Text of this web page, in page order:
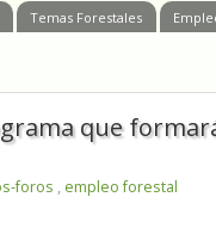
Temas Forestales
que
foros , empleo forestal